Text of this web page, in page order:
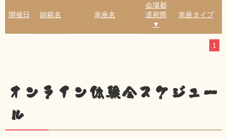
開催日 師範名 幸座名
会場都
道府県
▼
幸座タイプ
1
オンライン体験会スケジュー
ル